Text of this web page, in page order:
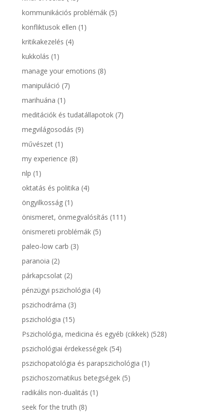
kommunikációs problémák(5)
konfliktusok ellen (1)
kritikakezelés (4)
kukkolás (1)
manage your emotions (8)
manipuláció (7)
marihuána (1)
meditációk és tudatállapotok(7)
megvilágosodás (9)
művészet(1)
my experience (8)
nlp (1)
oktatás és politika (4)
öngyilkosság(1)
önismeret, önmegvalósítás (111)
önismereti problémák(5)
paleo-low carb (3)
paranoia (2)
párkapcsolat(2)
pénzügyi pszichológia (4)
pszichodráma (3)
pszichológia (15)
Pszichológia, medicina és egyéb (cikkek) (528)
pszichológiai érdekességek(54)
pszichopatológia és parapszichológia (1)
pszichoszomatikus betegségek(5)
radikális non-dualitás (1)
seek for the truth (8)